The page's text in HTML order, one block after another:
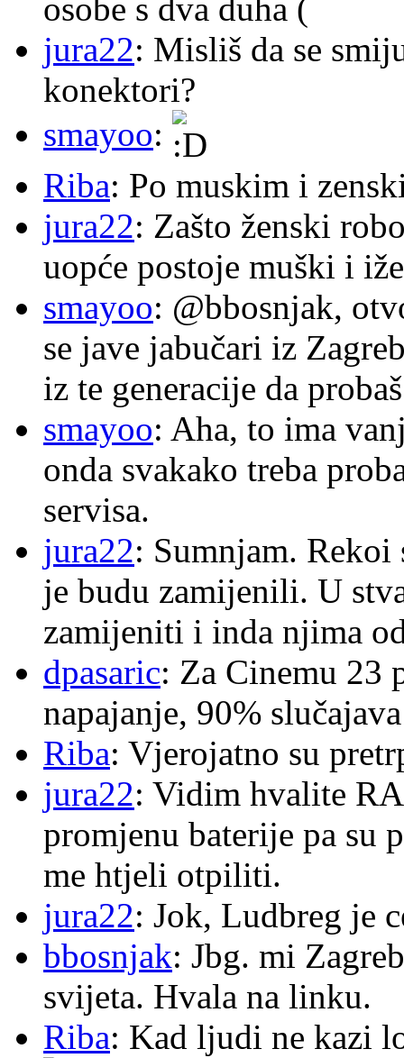
osobe s dva duha (
jura22: Misliš da se
konektori?
smayoo:
Riba: Po muskim i
jura22: Zašto ženski
uopće postoje muški i
smayoo: @bbosnjak,
se jave jabučari iz
iz te generacije da
smayoo: Aha, to ima
onda svakako treba
servisa.
jura22: Sumnjam. Rekoi
je budu zamijenili. U
zamijeniti i inda njima
dpasaric: Za Cinemu 23
napajanje, 90%
Riba: Vjerojatno su
jura22: Vidim hvalite
promjenu baterije pa su
me htjeli otpiliti.
jura22: Jok, Ludbreg je
bbosnjak: Jbg. mi
svijeta. Hvala na linku.
Riba: Kad ljudi ne kazi